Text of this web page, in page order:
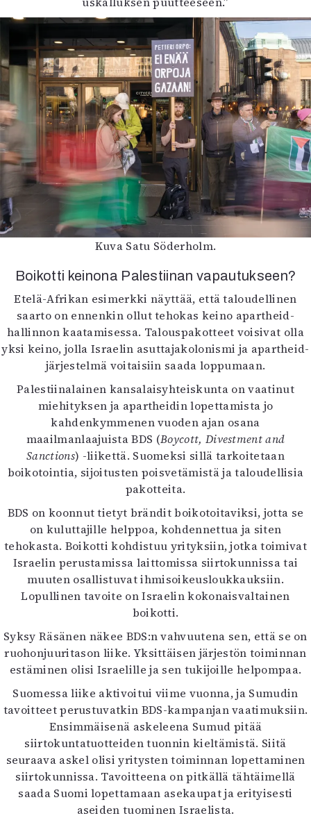
Kuva Satu Söderholm.
Boikotti keinona Palestiinan vapautukseen?
Etelä-Afrikan esimerkki näyttää, että taloudellinen
saarto on ennenkin ollut tehokas keino apartheid-
hallinnon kaatamisessa. Talouspakotteet voisivat olla
yksi keino, jolla Israelin asuttajakolonismi ja apartheid-
järjestelmä voitaisiin saada loppumaan.
Palestiinalainen kansalaisyhteiskunta on vaatinut
miehityksen ja apartheidin lopettamista jo
kahdenkymmenen vuoden ajan osana
maailmanlaajuista BDS (Boycott, Divestment and
Sanctions) -liikettä. Suomeksi sillä tarkoitetaan
boikotointia, sijoitusten poisvetämistä ja taloudellisia
pakotteita.
BDS on koonnut tietyt brändit boikotoitaviksi, jotta se
on kuluttajille helppoa, kohdennettua ja siten
tehokasta. Boikotti kohdistuu yrityksiin, jotka toimivat
Israelin perustamissa laittomissa siirtokunnissa tai
muuten osallistuvat ihmisoikeusloukkauksiin.
Lopullinen tavoite on Israelin kokonaisvaltainen
boikotti.
Syksy Räsänen näkee BDS:n vahvuutena sen, että se on
ruohonjuuritason liike. Yksittäisen järjestön toiminnan
estäminen olisi Israelille ja sen tukijoille helpompaa.
Suomessa liike aktivoitui viime vuonna, ja Sumudin
tavoitteet perustuvatkin BDS-kampanjan vaatimuksiin.
Ensimmäisenä askeleena Sumud pitää
siirtokuntatuotteiden tuonnin kieltämistä. Siitä
seuraava askel olisi yritysten toiminnan lopettaminen
siirtokunnissa. Tavoitteena on pitkällä tähtäimellä
saada Suomi lopettamaan asekaupat ja erityisesti
aseiden tuominen Israelista.